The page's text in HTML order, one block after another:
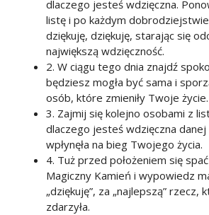
dlaczego jesteś wdzięczna.
listę i po każdym
dziękuję, dziękuję, starając się
największą wdzięczność.
2. W ciągu tego dnia znajdź
będziesz mogła być sama i
osób, które zmieniły Twoje życie.
3. Zajmij się kolejno osobami z
dlaczego jesteś wdzięczna
wpłynęła na bieg Twojego życia.
4. Tuż przed położeniem się
Magiczny Kamień i wypowiedz
„dziękuję”, za „najlepszą” rzecz,
zdarzyła.